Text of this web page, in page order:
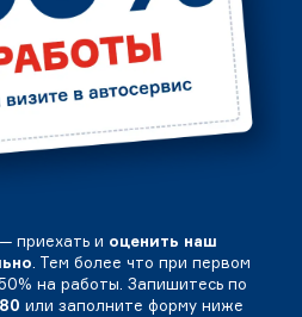
приехать и оценить наш
. Тем более что при первом
на работы. Запишитесь по
или заполните форму ниже